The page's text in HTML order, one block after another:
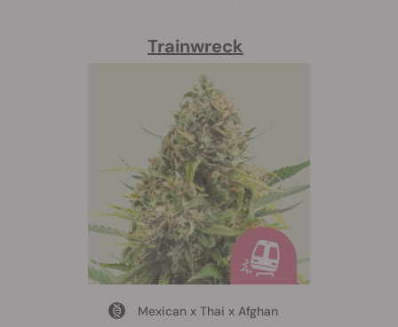
Trainwreck
Mexican x Thai x Afghan